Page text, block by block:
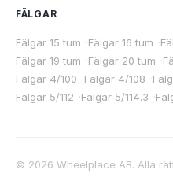
FÄLGAR
Fälgar 15 tum ·Fälgar 16 tum ·
Fälgar 19 tum ·Fälgar 20 tum ·
Fälgar 4/100 ·Fälgar 4/108 ·
Fälgar 5/112 ·Fälgar 5/114.3 ·
© 2026 Wheelplace AB. Alla